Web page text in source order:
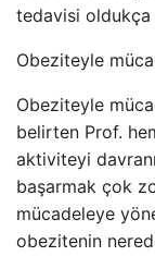
tedavisi oldukça
Obeziteyle
Obeziteyle
belirten Prof.
aktiviteyi
başarmak çok
mücadeleye
obezitenin